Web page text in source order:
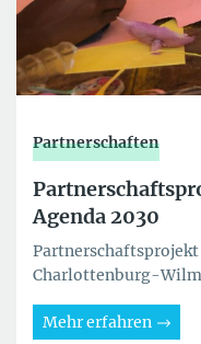
Partnerschaften
Agenda 2030
Charlottenburg-
Mehr erfahren